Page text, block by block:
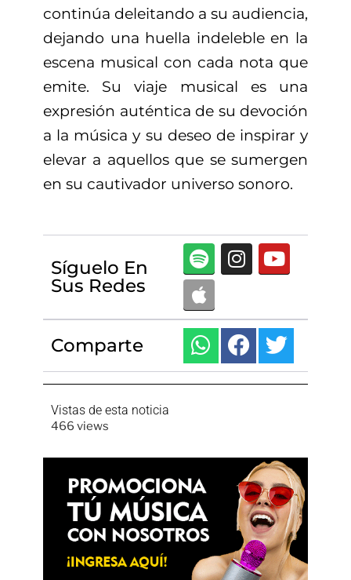
continúa deleitando a su audiencia,
dejando una huella indeleble en la
escena musical con cada nota que
emite. Su viaje musical es una
expresión auténtica de su devoción
a la música y su deseo de inspirar y
elevar a aquellos que se sumergen
en su cautivador universo sonoro.
Síguelo En
Sus Redes
Comparte
Vistas de esta noticia
466 views